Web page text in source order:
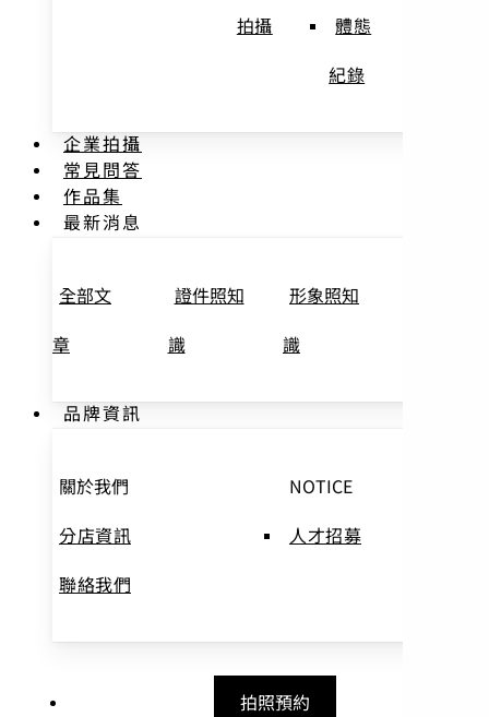
拍攝
體態
紀錄
企業拍攝
常見問答
作品集
最新消息
全部文
章
證件照知
識
形象照知
識
品牌資訊
關於我們
分店資訊
聯絡我們
NOTICE
人才招募
拍照預約